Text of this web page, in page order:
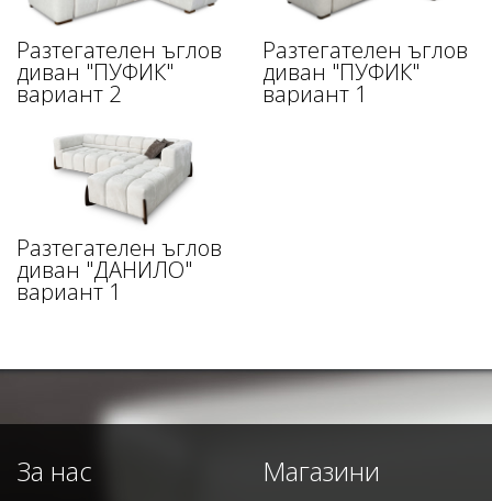
Разтегателен ъглов
диван "ПУФИК"
вариант 2
Разтегателен ъглов
диван "ПУФИК"
вариант 1
Разтегателен ъглов
диван "ДАНИЛО"
вариант 1
За нас
Магазини